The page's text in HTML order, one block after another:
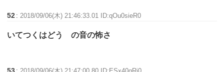
52 : 2018/09/06(木) 21:46:33.01 ID:qOu0sieR0
いてつくはどう の音の怖さ
53